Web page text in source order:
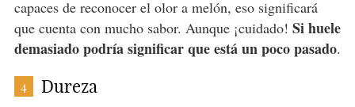
capaces de reconocer el olor a melón, eso significará
que cuenta con mucho sabor. Aunque ¡cuidado! Si huele
demasiado podría significar que está un poco pasado.
4 Dureza